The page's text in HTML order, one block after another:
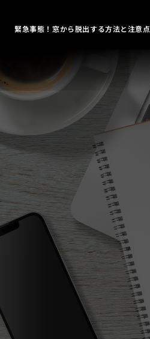
緊急事態！窓から脱出する方法と注意点